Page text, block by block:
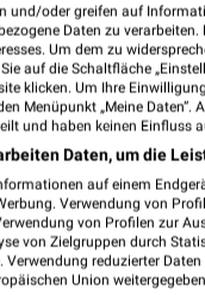
und/oder greifen auf
Daten zu
Um dem zu
auf die Schaltfläche
klicken. Um Ihre
Menüpunkt „Meine
und haben keinen Einfluss
Daten, um die
auf einem
Verwendung von
von Profilen zur
von Zielgruppen durch
Verwendung reduzierter
Union